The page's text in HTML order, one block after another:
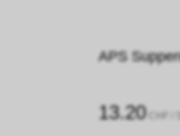
APS
13.20 /